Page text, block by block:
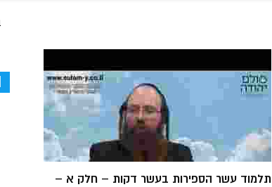
תלמוד עשר הספירות בעשר דקות – חלק א –